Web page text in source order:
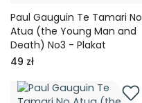
Paul Gauguin Te Tamari No
Atua (the Young Man and
Death) No3 - Plakat
49 zł